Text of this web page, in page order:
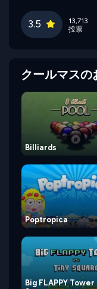
3.5
13,713
投票
クールマスの
Billiards
Poptropica
Big FLAPPY